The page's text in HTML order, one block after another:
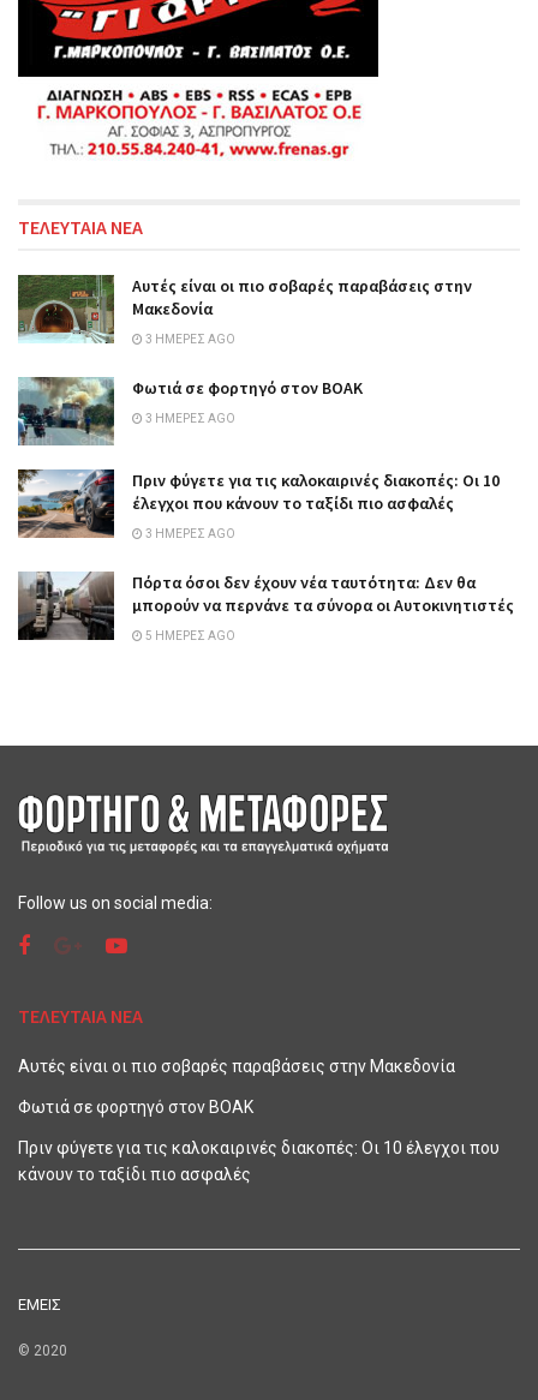
ΤΕΛΕΥΤΑΙΑ ΝΕΑ
Αυτές είναι οι πιο σοβαρές παραβάσεις στην
Μακεδονία
3 ΗΜΈΡΕΣ AGO
Φωτιά σε φορτηγό στον ΒΟΑΚ
3 ΗΜΈΡΕΣ AGO
Πριν φύγετε για τις καλοκαιρινές διακοπές: Οι 10
έλεγχοι που κάνουν το ταξίδι πιο ασφαλές
3 ΗΜΈΡΕΣ AGO
Πόρτα όσοι δεν έχουν νέα ταυτότητα: Δεν θα
μπορούν να περνάνε τα σύνορα οι Αυτοκινητιστές
5 ΗΜΈΡΕΣ AGO
Follow us on social media:
ΤΕΛΕΥΤΑΙΑ ΝΕΑ
Αυτές είναι οι πιο σοβαρές παραβάσεις στην Μακεδονία
Φωτιά σε φορτηγό στον ΒΟΑΚ
Πριν φύγετε για τις καλοκαιρινές διακοπές: Οι 10 έλεγχοι που
κάνουν το ταξίδι πιο ασφαλές
ΕΜΕΙΣ
© 2020